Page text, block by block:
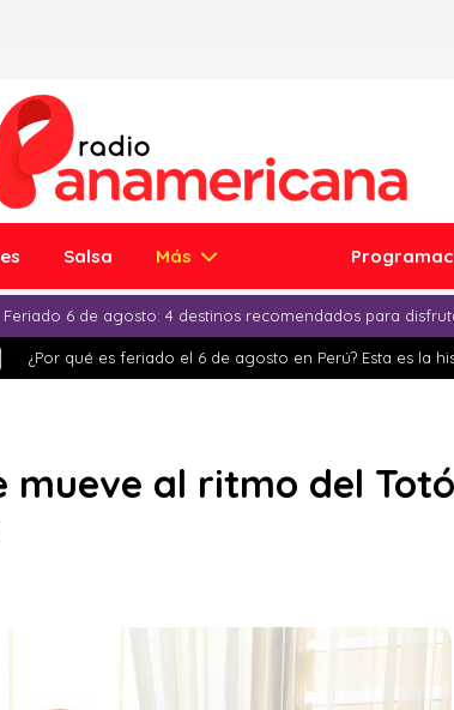
Salsa Más
Feriado 6 de agosto: 4 destinos recomendados para
¿Por qué es feriado el 6 de agosto en Perú? Esta es la
mueve al ritmo del